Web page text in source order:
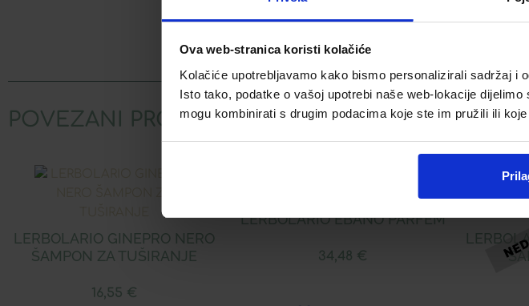
Ova web-stranica koristi kolačiće
Kolačiće upotrebljavamo kako bismo personalizirali sadržaj i
Isto tako, podatke o vašoj upotrebi naše web-lokacije
mogu kombinirati s drugim podacima koje ste im pružili ili
POVEZANI PROIZVODI
LERBOLARIO GINEPRO NERO
ŠAMPON ZA TUŠIRANJE
16,55 €
LERBOLARIO EBANO PARFEM
34,48 €